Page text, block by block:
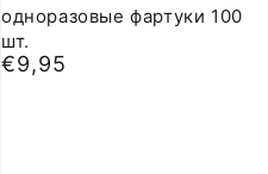
одноразовые фартуки 100
шт.
Обычная
€9,95